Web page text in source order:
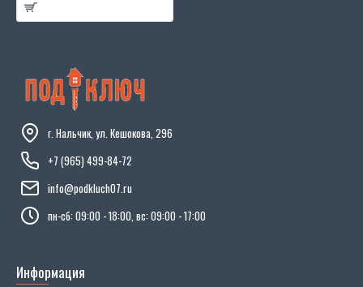
г. Нальчик, ул. Кешокова, 296
+7 (965) 499-84-72
info@podkluch07.ru
пн-сб: 09:00 - 18:00, вс: 09:00 - 17:00
Информация